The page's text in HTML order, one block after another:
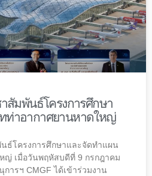
สัมพันธ์โครงการศึกษา
ท่าอากาศยานหาดใหญ่
ธ์โครงการศึกษาและจัดทำแผน
ญ่ เมื่อวันพฤหัสบดีที่ 9 กรกฎาคม
ารฯ CMGF ได้เข้าร่วมงาน